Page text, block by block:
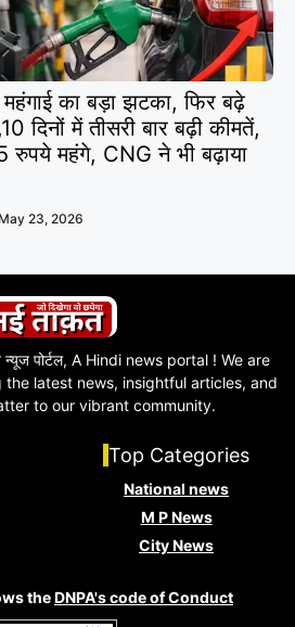
का बड़ा झटका, फिर बढ़े
दिनों में तीसरी बार बढ़ी कीमतें,
रुपये महंगे, CNG ने भी बढ़ाया
May 23, 2026
पोर्टल, A Hindi news portal ! We are
latest news, insightful articles, and
to our vibrant community.
Top Categories
National news
M P News
City News
theDNPA's code of Conduct